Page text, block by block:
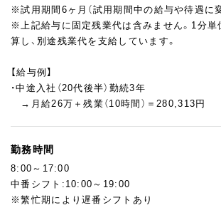
〈キャリアアップ〉
ゆくゆくは現場全体を見渡しながら、円滑な製
また、実店舗での販売業務を経験するなど、目
て幅広い経験を積める環境です。
経験やスキルに応じて、商品開発に携わるチャ
※試用期間6ヶ月（試用期間中の給与や待遇に
※上記給与に固定残業代は含みません。1分単
算し、別途残業代を支給しています。
【給与例】
・中途入社（20代後半）勤続3年
→月給26万＋残業（10時間）＝280,313円
勤務時間
8:00～17:00
中番シフト:10:00～19:00
※繁忙期により遅番シフトあり